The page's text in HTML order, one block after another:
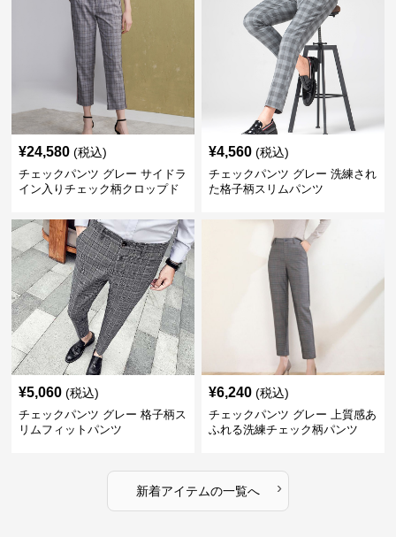
¥24,580 (税込)
チェックパンツ グレー サイドラ
イン入りチェック柄クロップド
¥4,560 (税込)
チェックパンツ グレー 洗練され
た格子柄スリムパンツ
¥5,060 (税込)
チェックパンツ グレー 格子柄ス
リムフィットパンツ
¥6,240 (税込)
チェックパンツ グレー 上質感あ
ふれる洗練チェック柄パンツ
新着アイテムの一覧へ ›